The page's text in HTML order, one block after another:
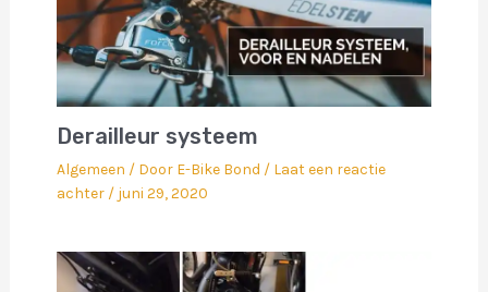
Derailleur systeem
Algemeen / Door E-Bike Bond / Laat een reactie
achter / juni 29, 2020